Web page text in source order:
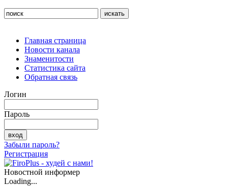
Главная страница
Новости канала
Знаменитости
Статистика сайта
Обратная связь
Логин
Пароль
Забыли пароль?
Регистрация
Новостной информер
Loading...